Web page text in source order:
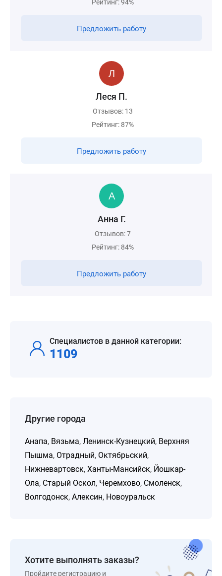
Рейтинг: 94%
Предложить работу
Леся П.
Отзывов: 13
Рейтинг: 87%
Предложить работу
Анна Г.
Отзывов: 7
Рейтинг: 84%
Предложить работу
Специалистов в данной категории:
1109
Другие города
Анапа, Вязьма, Ленинск-Кузнецкий, Верхняя
Пышма, Отрадный, Октябрьский,
Нижневартовск, Ханты-Мансийск, Йошкар-
Ола, Старый Оскол, Черемхово, Смоленск,
Волгодонск, Алексин, Новоуральск
Хотите выполнять заказы?
Пройдите регистрацию и